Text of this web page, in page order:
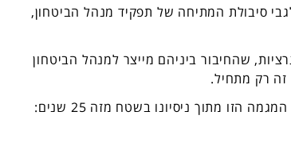
סיבולת המתיחה של תפקיד מנהל הביטחון,
שהחיבור ביניהם מייצר למנהל הביטחון
זה רק מתחיל.
הזו מתוך ניסיונו בשטח מזה 25 שנים: